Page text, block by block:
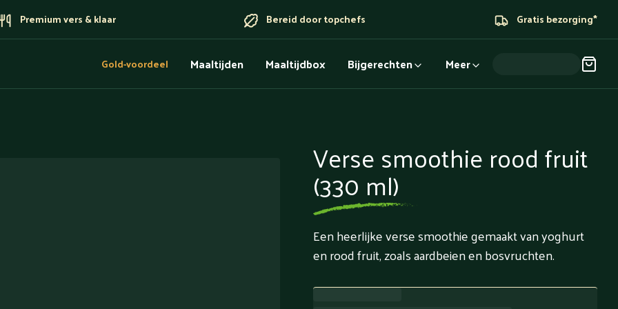
Premium vers & klaar Bereid door topchefs Gratis bezorging*
Gold-voordeel Maaltijden Maaltijdbox Bijgerechten Meer
Verse smoothie rood fruit
(330 ml)
Een heerlijke verse smoothie gemaakt van yoghurt
en rood fruit, zoals aardbeien en bosvruchten.